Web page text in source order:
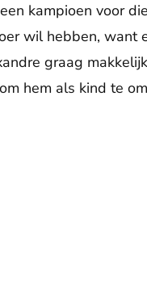
kampioen voor
wil hebben,
graag
hem als kind te